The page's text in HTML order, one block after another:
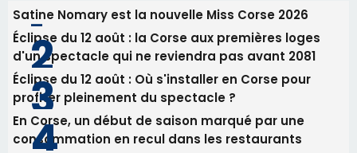
Satine Nomary est la nouvelle Miss Corse 2026
Éclipse du 12 août : la Corse aux premières loges
d'un spectacle qui ne reviendra pas avant 2081
Éclipse du 12 août : Où s'installer en Corse pour
profiter pleinement du spectacle ?
En Corse, un début de saison marqué par une
consommation en recul dans les restaurants